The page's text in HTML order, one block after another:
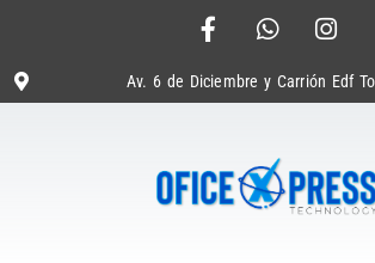
Av. 6 de Diciembre y Carrión Edf